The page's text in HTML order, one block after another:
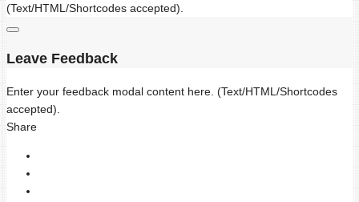
(Text/HTML/Shortcodes accepted).
Leave Feedback
Enter your feedback modal content here. (Text/HTML/Shortcodes
accepted).
Share